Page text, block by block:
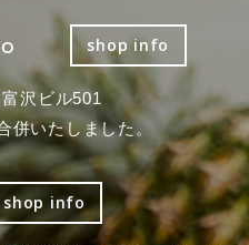
shop info
沢ビル501
併いたしました。
shop info